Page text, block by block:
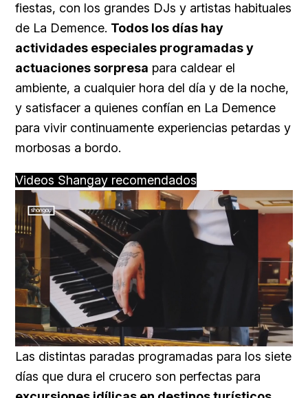
fiestas, con los grandes DJs y artistas habituales
de La Demence. Todos los días hay
actividades especiales programadas y
actuaciones sorpresa para caldear el
ambiente, a cualquier hora del día y de la noche,
y satisfacer a quienes confían en La Demence
para vivir continuamente experiencias petardas y
morbosas a bordo.
Videos Shangay recomendados
Unmute Loaded
59.22%
Las distintas paradas programadas para los siete
días que dura el crucero son perfectas para